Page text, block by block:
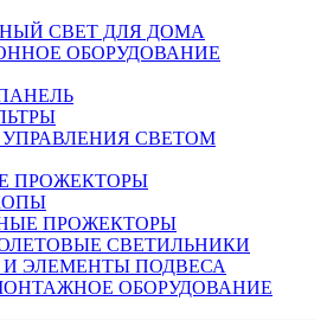
СВЕТ ДЛЯ ДОМА
ОБОРУДОВАНИЕ
СВЕТОМ
ПРОЖЕКТОРЫ
ПРОЖЕКТОРЫ
СВЕТИЛЬНИКИ
ЭЛЕМЕНТЫ ПОДВЕСА
ОБОРУДОВАНИЕ